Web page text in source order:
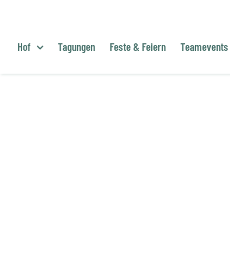
Hof Tagungen Feste & Feiern Teamevents